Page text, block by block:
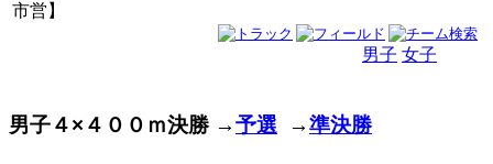
市営】
男子 女子
男子４×４００ｍ決勝 →予選 →準決勝